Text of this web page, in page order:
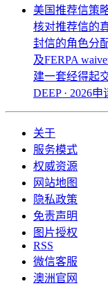
美国推荐信策
核对推荐信的
封信的角色分
及FERPA
建一套经得起
DEEP · 2026申
关于
服务模式
权威资源
网站地图
隐私政策
免责声明
图片授权
RSS
微信客服
澳洲官网